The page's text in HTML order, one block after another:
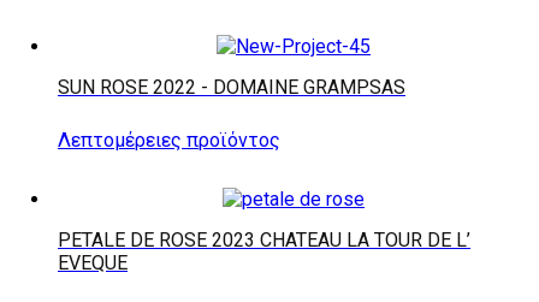
SUN ROSE 2022 - DOMAINE GRAMPSAS
Λεπτομέρειες προϊόντος
PETALE DE ROSE 2023 CHATEAU LA TOUR DE L’
EVEQUE